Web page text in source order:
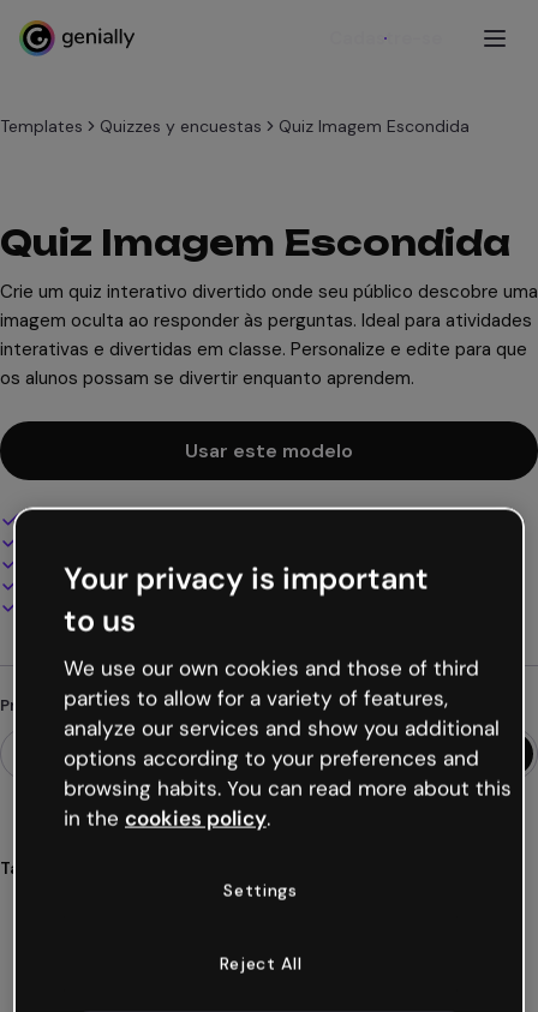
Cadastre-se
Templates Quizzes y encuestas Quiz Imagem Escondida
Quiz Imagem Escondida
Crie um quiz interativo divertido onde seu público descobre uma
imagem oculta ao responder às perguntas. Ideal para atividades
interativas e divertidas em classe. Personalize e edite para que
os alunos possam se divertir enquanto aprendem.
Usar este modelo
Design interativo e animado
Adicione áudio, vídeo e multimídia
Apresente, compartilhe ou publique online
Baixe em PDF, MP4 e outros formatos
Procurando algo diferente?
Tags
escondida jogos
Your privacy is important
to us
We use our own cookies and those of third
parties to allow for a variety of features,
analyze our services and show you additional
options according to your preferences and
browsing habits. You can read more about this
in the cookies policy.
Settings
Reject All